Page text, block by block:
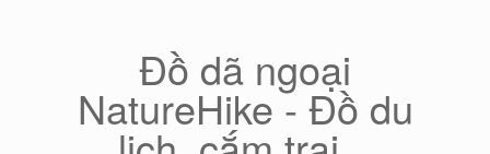
Đồ dã ngoại
NatureHike - Đồ du